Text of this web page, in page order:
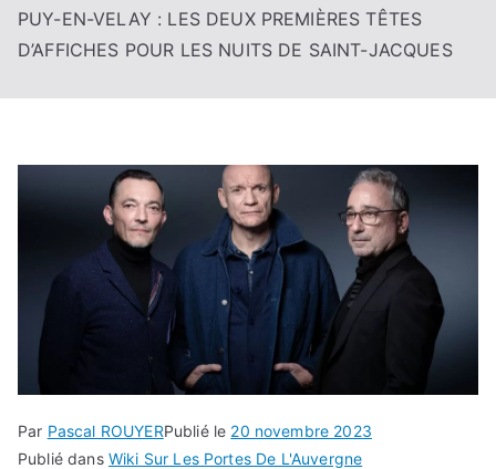
PUY-EN-VELAY : LES DEUX PREMIÈRES TÊTES
D’AFFICHES POUR LES NUITS DE SAINT-JACQUES
Par Pascal ROUYERPublié le 20 novembre 2023
Publié dans Wiki Sur Les Portes De L'Auvergne